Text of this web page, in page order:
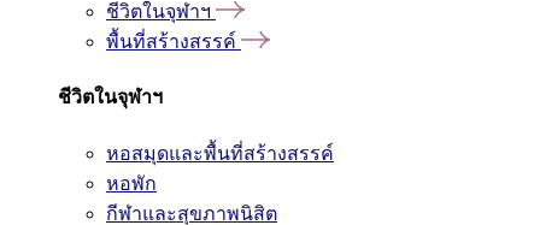
ชีวิตในจุฬาฯ
พื้นที่สร้างสรรค์
ชีวิตในจุฬาฯ
หอสมุดและพื้นที่สร้างสรรค์
หอพัก
กีฬาและสุขภาพนิสิต